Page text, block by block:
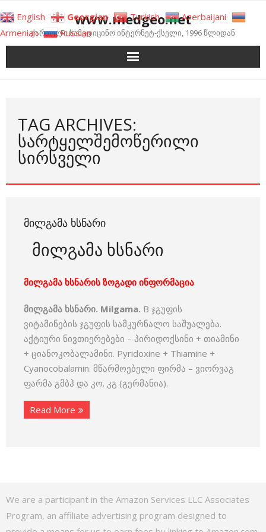
to
content
www.medgeo.net
ქართული სამედიცინო ინტერნეტ-ქსელი, 1996 წლიდან
TAG ARCHIVES:
ᲡᲐᲠᲢᲧᲔᲚᲨᲔᲛᲝᲬᲔᲠᲘᲚᲘ
ᲡᲘᲠᲡᲕᲔᲚᲘ
ᲛᲘᲚᲒᲐᲛᲐ ᲮᲡᲜᲐᲠᲘ
მილგამა ხსნარი
მილგამა ხსნარის ზოგადი ინფორმაცია
მილგამა ხსნარი. Milgama. B ჯგუფის
ვიტამინების ჯგუფის სამკურნალო საშუალება.
აქტიური ნივთიერებები – პირიდოქსინი + თიამინი
+ ციანოკობალამინი. Pyridoxine + Thiamine +
Cyanocobalamin. მწარმოებელი ფირმა – ვიორვაგ
ფარმა გმბჰ და კო. კგ (გერმანია).
Read More
We are a participant in the Amazon Services LLC Associates
Program, an affiliate advertising program designed to
English Georgian Turkish
Azerbaijani
Armenian
Russian